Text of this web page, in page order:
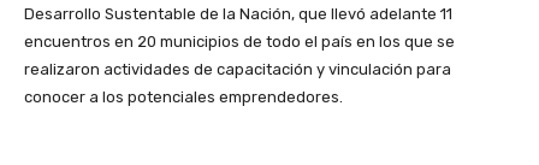
Desarrollo Sustentable de la Nación, que llevó adelante 11
encuentros en 20 municipios de todo el país en los que se
realizaron actividades de capacitación y vinculación para
conocer a los potenciales emprendedores.